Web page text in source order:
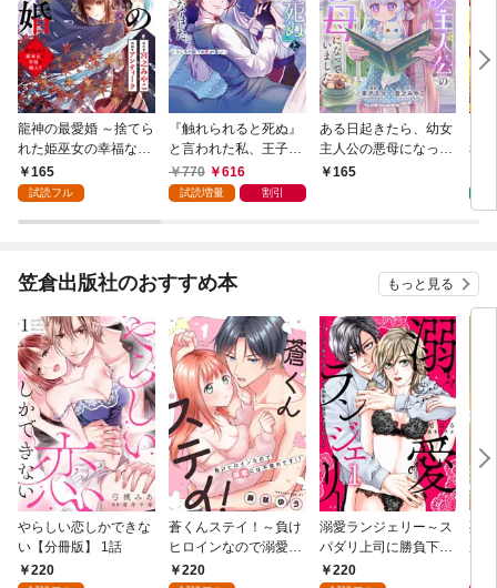
龍神の最愛婚 ～捨てら
れた姫巫女の幸福な嫁
入り～: 1
165
試読フル
『触れられると死ぬ』
と言われた私、王子に
触れたら最強の大聖女
になりました。ところ
770 616
試読増量 割引
ある日起きたら、幼女
主人公の悪母になって
いました【連載版】第
165
私
笠倉出版社のおすすめ本 もっと見る
やらしい恋しかできな
い【分冊版】 1話
220
蒼くんステイ！～負け
ヒロインなので溺愛に
は不慣れです！？～
220
溺愛ランジェリー～ス
パダリ上司に勝負下着
を見られたら淫靡な恋
220
死
が